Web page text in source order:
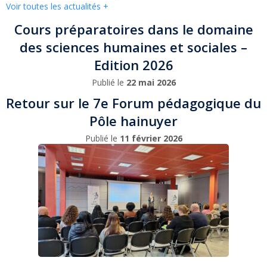
Voir toutes les actualités +
Cours préparatoires dans le domaine
des sciences humaines et sociales –
Edition 2026
Publié le 22 mai 2026
Retour sur le 7e Forum pédagogique du
Pôle hainuyer
Publié le 11 février 2026